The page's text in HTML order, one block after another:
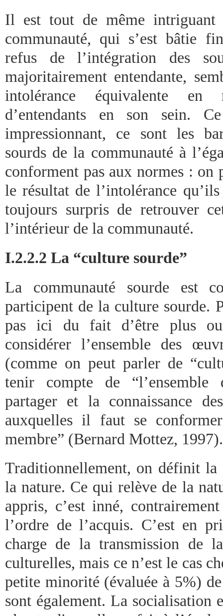
Il est tout de même intriguant
communauté, qui s’est bâtie
refus de l’intégration des
majoritairement entendante,
intolérance équivalente en
d’entendants en son sein.
impressionnant, ce sont les
sourds de la communauté à
conforment pas aux normes : on
le résultat de l’intolérance
toujours surpris de retrouver
l’intérieur de la communauté.
I.2.2.2 La “culture sourde”
La communauté sourde est
participent de la culture sourde.
pas ici du fait d’être plus
considérer l’ensemble des
(comme on peut parler de
tenir compte de
partager et la connaissance
auxquelles il faut se
membre” (Bernard Mottez, 1997).
Traditionnellement, on définit
la nature. Ce qui relève de la
appris, c’est inné,
l’ordre de l’acquis. C’est en
charge de la transmission de
culturelles, mais ce n’est le cas
petite minorité (évaluée à 5%)
sont également. La socialisation